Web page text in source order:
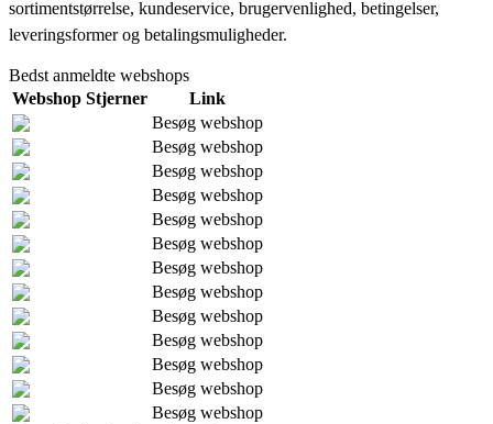
sortimentstørrelse, kundeservice, brugervenlighed, betingelser,
leveringsformer og betalingsmuligheder.
Bedst anmeldte webshops
Webshop Stjerner
Link
Besøg webshop
Besøg webshop
Besøg webshop
Besøg webshop
Besøg webshop
Besøg webshop
Besøg webshop
Besøg webshop
Besøg webshop
Besøg webshop
Besøg webshop
Besøg webshop
Besøg webshop